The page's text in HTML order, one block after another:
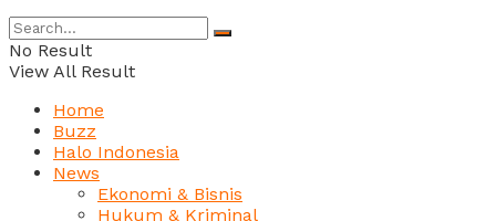
No Result
View All Result
Home
Buzz
Halo Indonesia
News
Ekonomi & Bisnis
Hukum & Kriminal